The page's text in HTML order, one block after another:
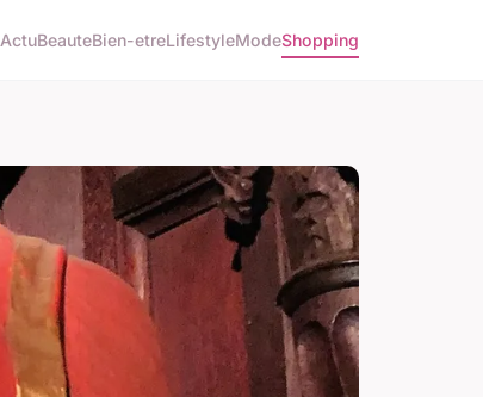
ActuBeauteBien-etreLifestyleModeShopping